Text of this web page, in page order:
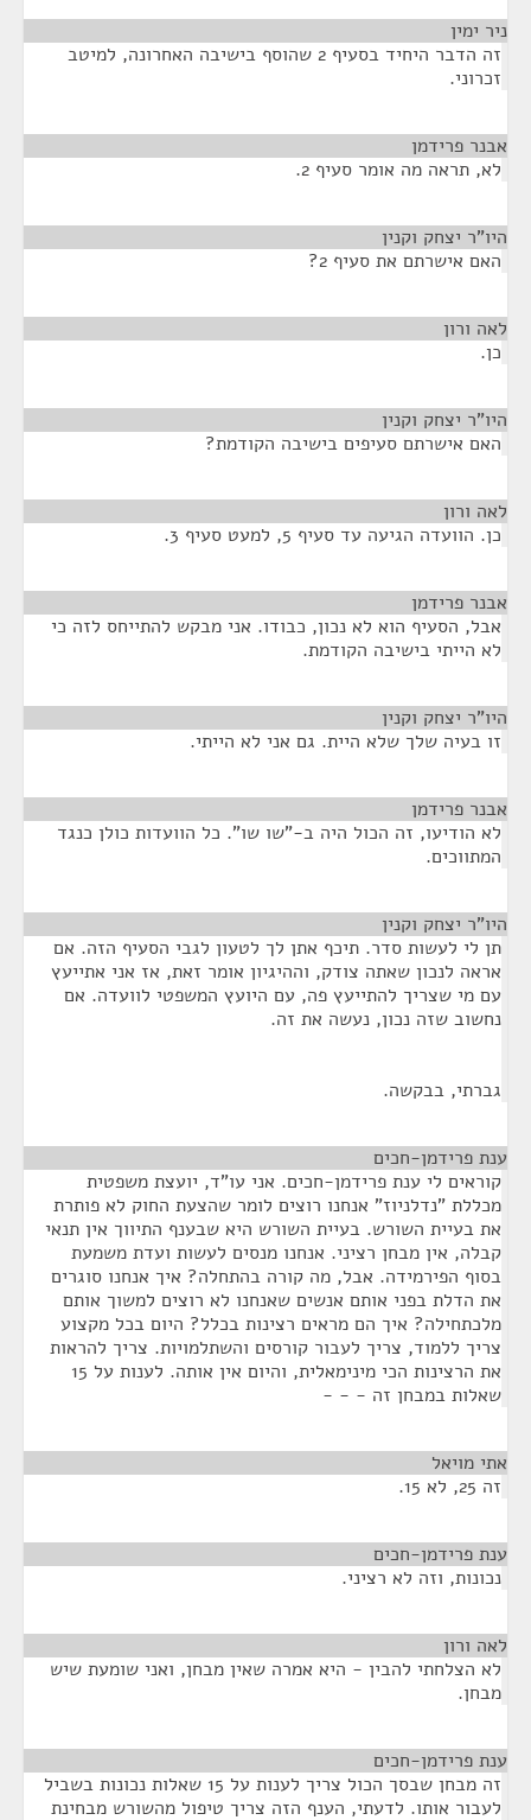
ניר ימין
זה הדבר היחיד בסעיף 2 שהוסף בישיבה האחרונה, למיטב
זכרוני.
אבנר פרידמן
לא, תראה מה אומר סעיף 2.
היו"ר יצחק וקנין
האם אישרתם את סעיף 2?
לאה ורון
כן.
היו"ר יצחק וקנין
האם אישרתם סעיפים בישיבה הקודמת?
לאה ורון
כן. הוועדה הגיעה עד סעיף 5, למעט סעיף 3.
אבנר פרידמן
אבל, הסעיף הוא לא נכון, כבודו. אני מבקש להתייחס לזה כי
לא הייתי בישיבה הקודמת.
היו"ר יצחק וקנין
זו בעיה שלך שלא היית. גם אני לא הייתי.
אבנר פרידמן
לא הודיעו, זה הכול היה ב-"שו שו". כל הוועדות כולן כנגד
המתווכים.
היו"ר יצחק וקנין
תן לי לעשות סדר. תיכף אתן לך לטעון לגבי הסעיף הזה. אם
אראה לנכון שאתה צודק, וההיגיון אומר זאת, אז אני אתייעץ
עם מי שצריך להתייעץ פה, עם היועץ המשפטי לוועדה. אם
נחשוב שזה נכון, נעשה את זה.
גברתי, בבקשה.
ענת פרידמן-חכים
קוראים לי ענת פרידמן-חכים. אני עו"ד, יועצת משפטית
מכללת "נדלניוז" אנחנו רוצים לומר שהצעת החוק לא פותרת
את בעיית השורש. בעיית השורש היא שבענף התיווך אין תנאי
קבלה, אין מבחן רציני. אנחנו מנסים לעשות ועדת משמעת
בסוף הפירמידה. אבל, מה קורה בהתחלה? איך אנחנו סוגרים
את הדלת בפני אותם אנשים שאנחנו לא רוצים למשוך אותם
מלכתחילה? איך הם מראים רצינות בכלל? היום בכל מקצוע
צריך ללמוד, צריך לעבור קורסים והשתלמויות. צריך להראות
את הרצינות הכי מינימאלית, והיום אין אותה. לענות על 15
שאלות במבחן זה - - -
אתי מויאל
זה 25, לא 15.
ענת פרידמן-חכים
נכונות, וזה לא רציני.
לאה ורון
לא הצלחתי להבין - היא אמרה שאין מבחן, ואני שומעת שיש
מבחן.
ענת פרידמן-חכים
זה מבחן שבסך הכול צריך לענות על 15 שאלות נכונות בשביל
לעבור אותו. לדעתי, הענף הזה צריך טיפול מהשורש מבחינת